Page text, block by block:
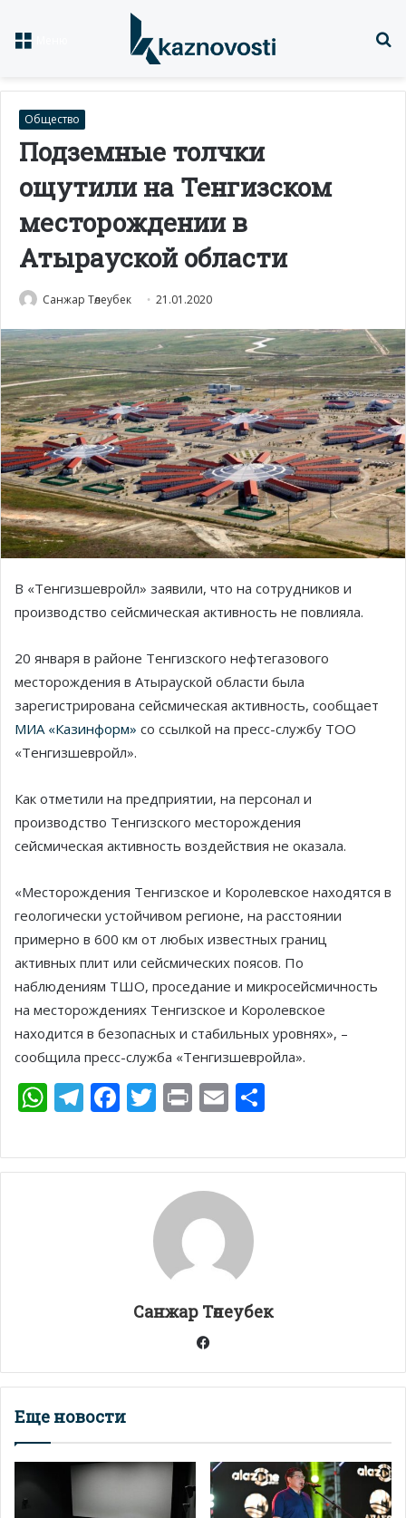
Общество
Подземные толчки
ощутили на Тенгизском
месторождении в
Атырауской области
Санжар Төлеубек 21.01.2020
В «Тенгизшевройл» заявили, что на сотрудников и
производство сейсмическая активность не повлияла.
20 января в районе Тенгизского нефтегазового
месторождения в Атырауской области была
зарегистрирована сейсмическая активность, сообщает
МИА «Казинформ» со ссылкой на пресс-службу ТОО
«Тенгизшевройл».
Как отметили на предприятии, на персонал и
производство Тенгизского месторождения
сейсмическая активность воздействия не оказала.
«Месторождения Тенгизское и Королевское находятся в
геологически устойчивом регионе, на расстоянии
примерно в 600 км от любых известных границ
активных плит или сейсмических поясов. По
наблюдениям ТШО, проседание и микросейсмичность
на месторождениях Тенгизское и Королевское
находится в безопасных и стабильных уровнях», –
сообщила пресс-служба «Тенгизшевройла».
W
at
s
T
e
gr
F
e
b
T
itt
er
Pr
t
E
ai
l
п
р
т
ь
Санжар Төлеубек
Facebook
Еще новости